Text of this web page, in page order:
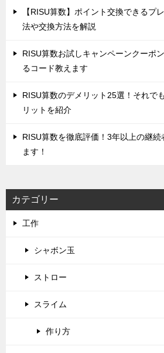
【RISU算数】ポイント交換できるプ
法や交換方法を解説
‌RISU算数お試しキャンペーンクーポ
るコード教えます
‌RISU算数のデメリット25選！それで
リットを紹介
RISU算数を徹底評価！‌3年以上の継続
ます！
カテゴリー
工作
シャボン玉
ストロー
スライム
作り方